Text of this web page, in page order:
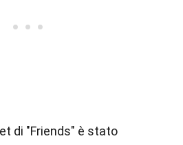
di "Friends" è stato